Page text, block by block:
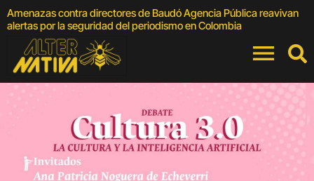
Amenazas contra directores de Baudó Agencia Pública reavivan
alertas por la seguridad del periodismo en Colombia